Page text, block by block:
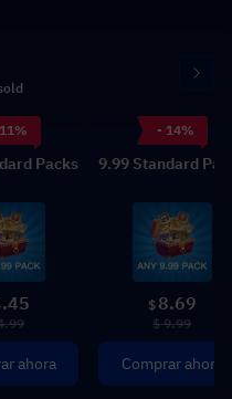
Packs
ahora
- 14%
9.99 Standard
$ 8.69
$ 9.99
Comprar ahora